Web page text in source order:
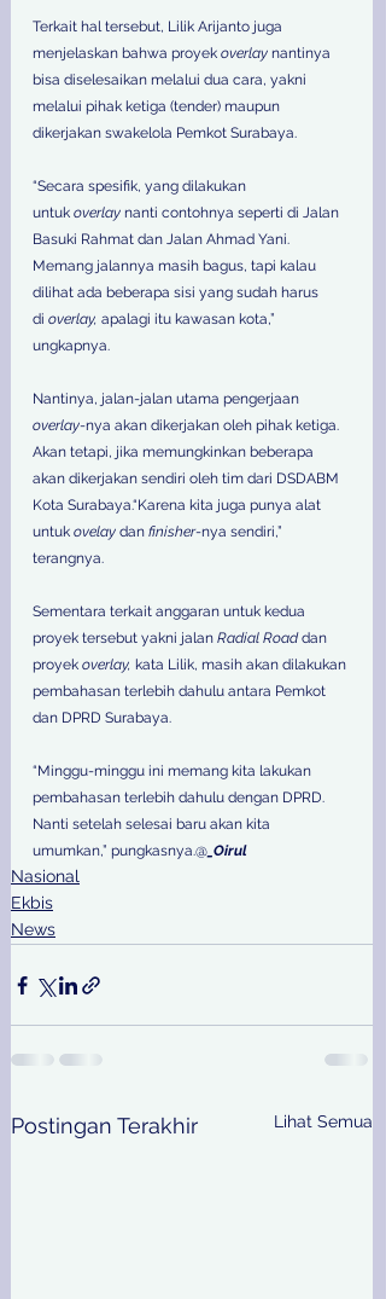
Terkait hal tersebut, Lilik Arijanto juga
menjelaskan bahwa proyek overlay nantinya
bisa diselesaikan melalui dua cara, yakni
melalui pihak ketiga (tender) maupun
dikerjakan swakelola Pemkot Surabaya.
“Secara spesifik, yang dilakukan
untuk overlay nanti contohnya seperti di Jalan
Basuki Rahmat dan Jalan Ahmad Yani.
Memang jalannya masih bagus, tapi kalau
dilihat ada beberapa sisi yang sudah harus
di overlay, apalagi itu kawasan kota,”
ungkapnya.
Nantinya, jalan-jalan utama pengerjaan
overlay-nya akan dikerjakan oleh pihak ketiga.
Akan tetapi, jika memungkinkan beberapa
akan dikerjakan sendiri oleh tim dari DSDABM
Kota Surabaya.“Karena kita juga punya alat
untuk ovelay dan finisher-nya sendiri,”
terangnya.
Sementara terkait anggaran untuk kedua
proyek tersebut yakni jalan Radial Road dan
proyek overlay, kata Lilik, masih akan dilakukan
pembahasan terlebih dahulu antara Pemkot
dan DPRD Surabaya.
“Minggu-minggu ini memang kita lakukan
pembahasan terlebih dahulu dengan DPRD.
Nanti setelah selesai baru akan kita
umumkan,” pungkasnya.@ _Oirul
Nasional
Ekbis
News
Postingan Terakhir Lihat Semua